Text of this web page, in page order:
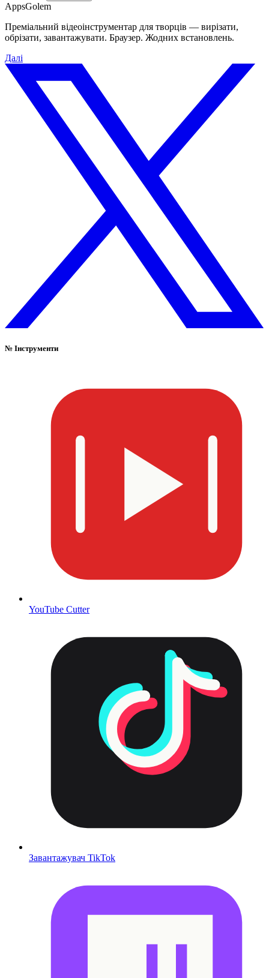
AppsGolem
Преміальний відеоінструментар для творців — вирізати,
обрізати, завантажувати. Браузер. Жодних встановлень.
Далі
№ Інструменти
YouTube Cutter
Завантажувач TikTok